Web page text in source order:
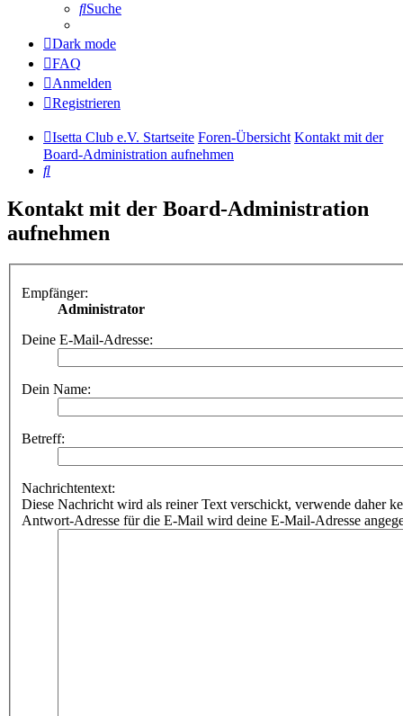
Suche
Dark mode
FAQ
Anmelden
Registrieren
Isetta Club e.V. Startseite Foren-Übersicht Kontakt mit der
Board-Administration aufnehmen
Suche
Kontakt mit der Board-Administration
aufnehmen
Empfänger:
Administrator
Deine E-Mail-Adresse:
Dein Name:
Betreff:
Nachrichtentext:
Diese Nachricht wird als reiner Text verschickt, verwende daher
Antwort-Adresse für die E-Mail wird deine E-Mail-Adresse